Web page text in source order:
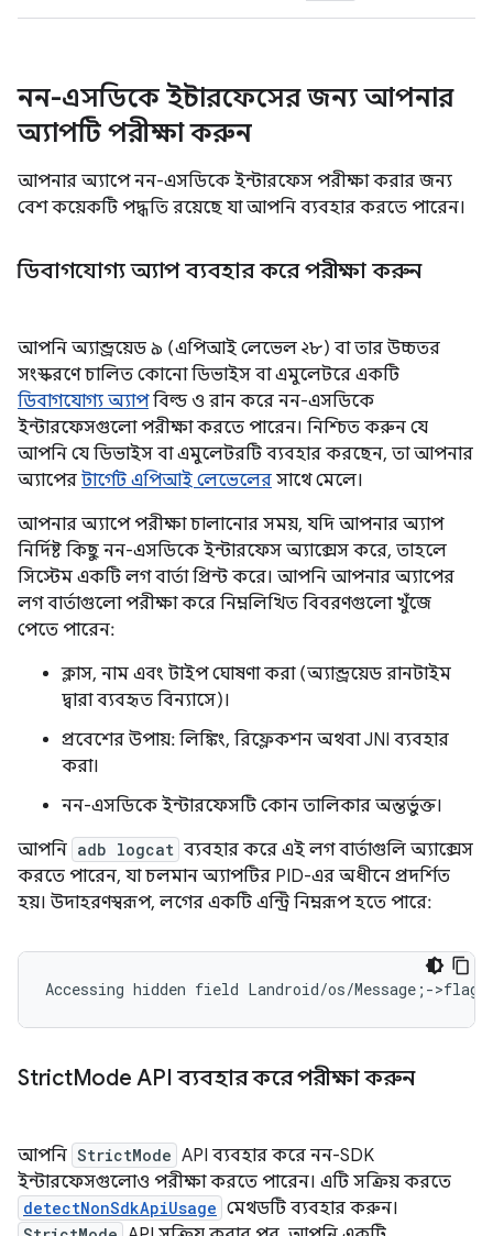
নন-এসডিকে ইন্টারফেসের জন্য আপনার
অ্যাপটি পরীক্ষা করুন
আপনার অ্যাপে নন-এসডিকে ইন্টারফেস পরীক্ষা করার জন্য
বেশ কয়েকটি পদ্ধতি রয়েছে যা আপনি ব্যবহার করতে পারেন।
ডিবাগযোগ্য অ্যাপ ব্যবহার করে পরীক্ষা করুন
আপনি অ্যান্ড্রয়েড ৯ (এপিআই লেভেল ২৮) বা তার উচ্চতর
সংস্করণে চালিত কোনো ডিভাইস বা এমুলেটরে একটি
ডিবাগযোগ্য অ্যাপবিল্ড ও রান করে নন-এসডিকে
ইন্টারফেসগুলো পরীক্ষা করতে পারেন। নিশ্চিত করুন যে
আপনি যে ডিভাইস বা এমুলেটরটি ব্যবহার করছেন, তা আপনার
অ্যাপের টার্গেট এপিআই লেভেলের সাথে মেলে।
আপনার অ্যাপে পরীক্ষা চালানোর সময়, যদি আপনার অ্যাপ
নির্দিষ্ট কিছু নন-এসডিকে ইন্টারফেস অ্যাক্সেস করে, তাহলে
সিস্টেম একটি লগ বার্তা প্রিন্ট করে। আপনি আপনার অ্যাপের
লগ বার্তাগুলো পরীক্ষা করে নিম্নলিখিত বিবরণগুলো খুঁজে
পেতে পারেন:
ক্লাস, নাম এবং টাইপ ঘোষণা করা (অ্যান্ড্রয়েড রানটাইম
দ্বারা ব্যবহৃত বিন্যাসে)।
প্রবেশের উপায়: লিঙ্কিং, রিফ্লেকশন অথবা JNI ব্যবহার
করা।
নন-এসডিকে ইন্টারফেসটি কোন তালিকার অন্তর্ভুক্ত।
আপনি adb logcat ব্যবহার করে এই লগ বার্তাগুলি অ্যাক্সেস
করতে পারেন, যা চলমান অ্যাপটির PID-এর অধীনে প্রদর্শিত
হয়। উদাহরণস্বরূপ, লগের একটি এন্ট্রি নিম্নরূপ হতে পারে:
StrictMode API ব্যবহার করে পরীক্ষা করুন
আপনি StrictMode API ব্যবহার করে নন-SDK
ইন্টারফেসগুলোও পরীক্ষা করতে পারেন। এটি সক্রিয় করতে
detectNonSdkApiUsage মেথডটি ব্যবহার করুন।